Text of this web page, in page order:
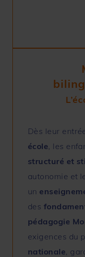
Dès leur
école , les
structuré et
autonomie et
un
des
pédagogie
exigences du
nationale ,